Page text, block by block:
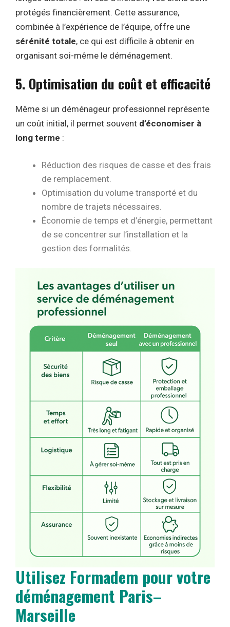
protégés financièrement. Cette assurance,
combinée à l’expérience de l’équipe, offre une
sérénité totale, ce qui est difficile à obtenir en
organisant soi-même le déménagement.
5. Optimisation du coût et efficacité
Même si un déménageur professionnel représente
un coût initial, il permet souvent d’économiser à
long terme :
Réduction des risques de casse et des frais
de remplacement.
Optimisation du volume transporté et du
nombre de trajets nécessaires.
Économie de temps et d’énergie, permettant
de se concentrer sur l’installation et la
gestion des formalités.
Utilisez Formadem pour votre
déménagement Paris–
Marseille